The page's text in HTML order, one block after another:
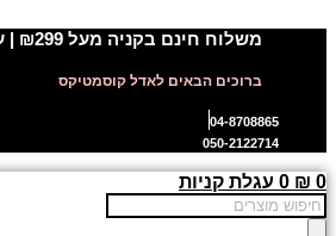
משלוח חינם בקניה מעל ₪299 | עד 5 ימי עסקים
ברוכים הבאים לאדל קוסמטיקס
04-8708865
050-2122714
₪ 0
0 עגלת קניות
Products
search